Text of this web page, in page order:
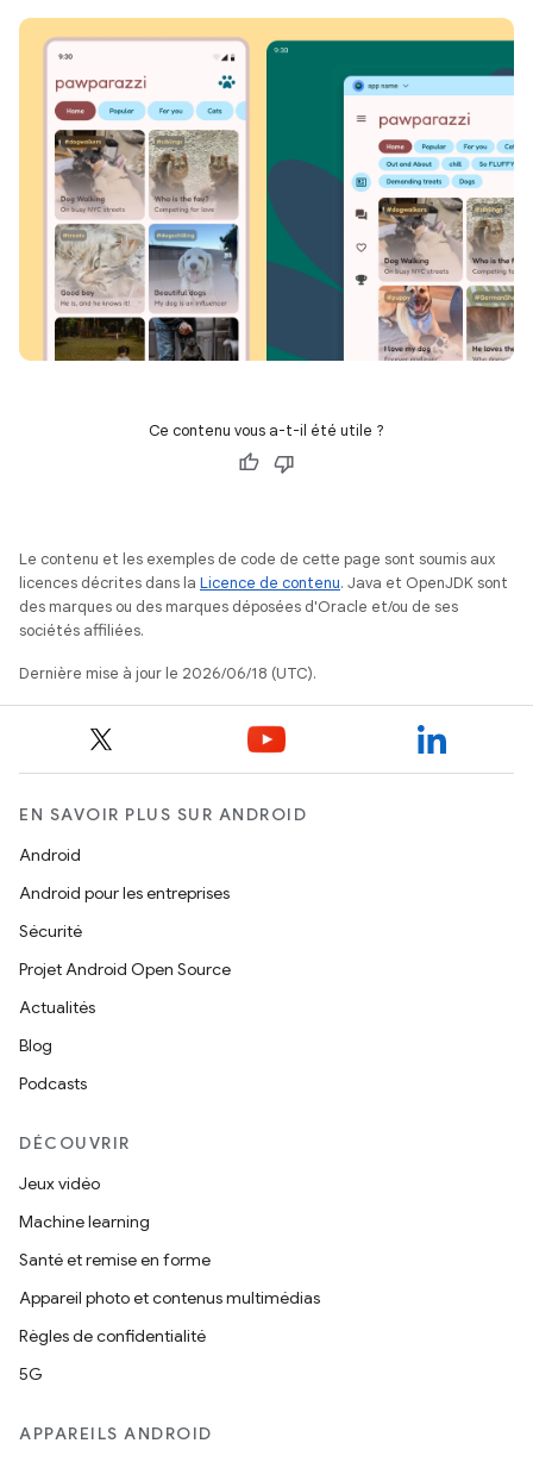
Ce contenu vous a-t-il été utile ?
Le contenu et les exemples de code de cette page sont soumis aux
licences décrites dans la Licence de contenu. Java et OpenJDK sont
des marques ou des marques déposées d'Oracle et/ou de ses
sociétés affiliées.
Dernière mise à jour le 2026/06/18 (UTC).
EN SAVOIR PLUS SUR ANDROID
Android
Android pour les entreprises
Sécurité
Projet Android Open Source
Actualités
Blog
Podcasts
DÉCOUVRIR
Jeux vidéo
Machine learning
Santé et remise en forme
Appareil photo et contenus multimédias
Règles de confidentialité
5G
APPAREILS ANDROID